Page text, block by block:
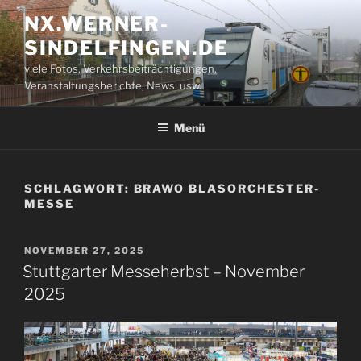
Zum
Inhalt
springen
NX.WERNER-
SINDELFINGEN.DE
viele Fotos, Verkehrsbeiträchtigungen,
Veranstaltungsberichte, News, usw.
Menü
SCHLAGWORT: BRAWO BLASORCHESTER-
MESSE
VERÖFFENTLICHT
AM
NOVEMBER 27, 2025
Stuttgarter Messeherbst – November
2025